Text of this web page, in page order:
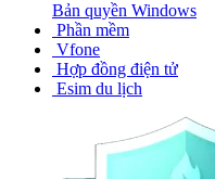
Bản quyền Windows
Phần mềm
Vfone
Hợp đồng điện tử
Esim du lịch